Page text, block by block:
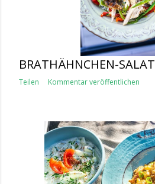
BRATHÄHNCHEN-SALAT
Teilen Kommentar veröffentlichen